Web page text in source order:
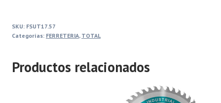
SKU: FSUT17.57
Categorías: FERRETERIA, TOTAL
Productos relacionados